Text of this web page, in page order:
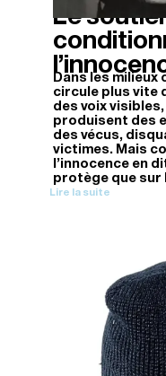
05/04/2026
Le
Dans les milieux
circule plus vite
des voix
produisent des
des vécus,
victimes. Mais
l’innocence en
protège que sur
Lire la suite